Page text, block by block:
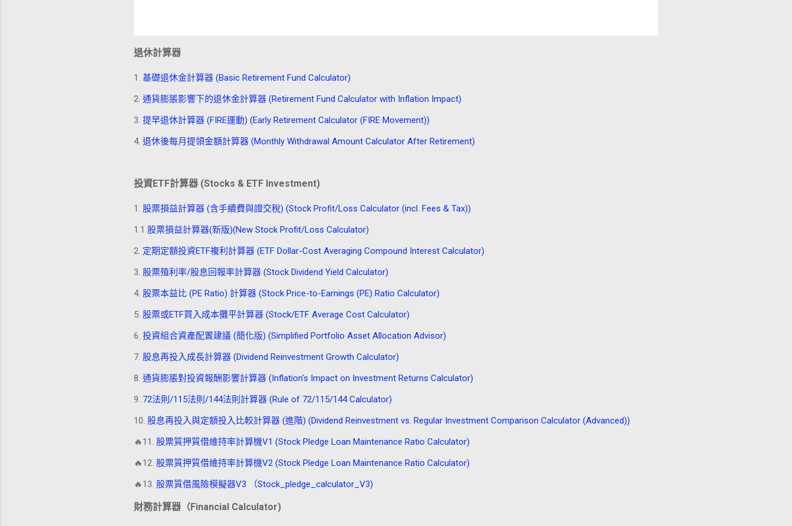
退休計算器
1. 基礎退休金計算器 (Basic Retirement Fund Calculator)
2. 通貨膨脹影響下的退休金計算器 (Retirement Fund Calculator with Inflation Impact)
3. 提早退休計算器 (FIRE運動) (Early Retirement Calculator (FIRE Movement))
4. 退休後每月提領金額計算器 (Monthly Withdrawal Amount Calculator After Retirement)
投資ETF計算器 (Stocks & ETF Investment)
1. 股票損益計算器 (含手續費與證交稅) (Stock Profit/Loss Calculator (incl. Fees & Tax))
1.1 股票損益計算器(新版)(New Stock Profit/Loss Calculator)
2. 定期定額投資ETF複利計算器 (ETF Dollar-Cost Averaging Compound Interest Calculator)
3. 股票殖利率/股息回報率計算器 (Stock Dividend Yield Calculator)
4. 股票本益比 (PE Ratio) 計算器 (Stock Price-to-Earnings (PE) Ratio Calculator)
5. 股票或ETF買入成本攤平計算器 (Stock/ETF Average Cost Calculator)
6. 投資組合資產配置建議 (簡化版) (Simplified Portfolio Asset Allocation Advisor)
7. 股息再投入成長計算器 (Dividend Reinvestment Growth Calculator)
8. 通貨膨脹對投資報酬影響計算器 (Inflation's Impact on Investment Returns Calculator)
9. 72法則/115法則/144法則計算器 (Rule of 72/115/144 Calculator)
10. 股息再投入與定額投入比較計算器 (進階) (Dividend Reinvestment vs. Regular Investment Comparison Calculator (Advanced))
🔥11. 股票質押質借維持率計算機V1 (Stock Pledge Loan Maintenance Ratio Calculator)
🔥12. 股票質押質借維持率計算機V2 (Stock Pledge Loan Maintenance Ratio Calculator)
🔥13. 股票質借風險模擬器V3 （Stock_pledge_calculator_V3)
財務計算器（Financial Calculator)